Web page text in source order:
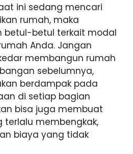
ini sedang mencari
rumah, maka
betul-betul terkait modal
Anda. Jangan
membangun rumah
sebelumnya,
berdampak pada
di setiap bagian
bisa juga membuat
terlalu membengkak,
biaya yang tidak